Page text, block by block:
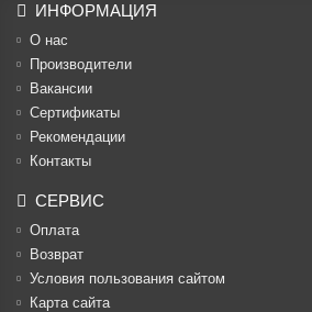
ИНФОРМАЦИЯ
О нас
Производители
Вакансии
Cертификаты
Рекомендации
Контакты
СЕРВИС
Оплата
Возврат
Условия пользования сайтом
Карта сайта